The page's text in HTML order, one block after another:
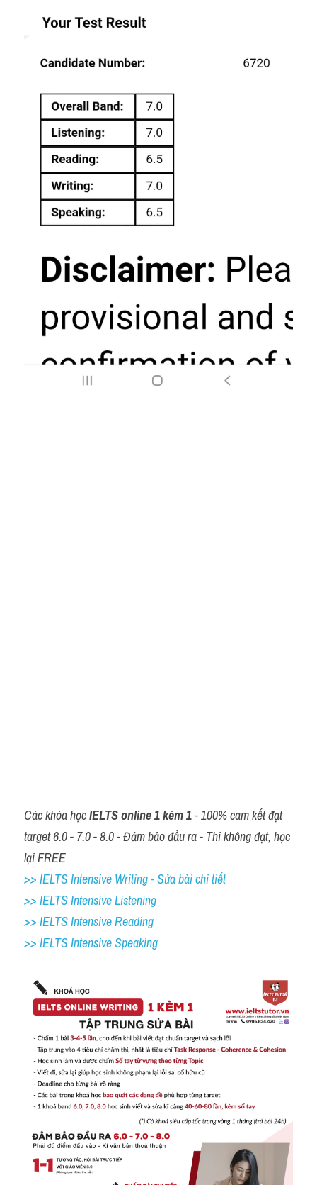
Các khóa học IELTS online 1 kèm 1 - 100% cam kết đạt
target 6.0 - 7.0 - 8.0 - Đảm bảo đầu ra - Thi không đạt, học
lại FREE
>> IELTS Intensive Writing - Sửa bài chi tiết
>> IELTS Intensive Listening
>> IELTS Intensive Reading
>> IELTS Intensive Speaking